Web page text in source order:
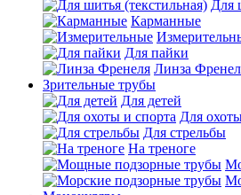
Для
Карманные
Для пайки
Линза
Зрительные трубы
Для детей
Для
Для стрельбы
На треноге